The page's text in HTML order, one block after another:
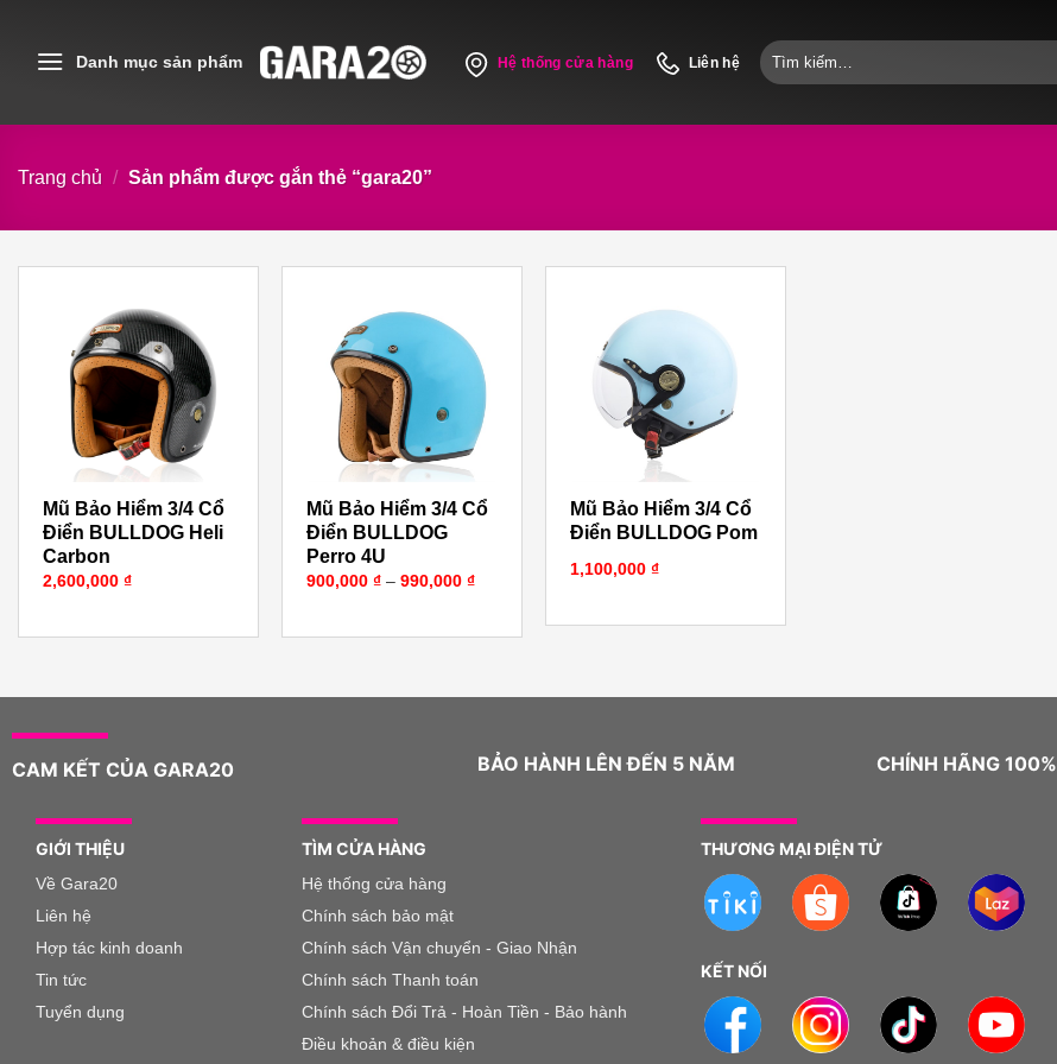
content
Danh mục sản phẩm Hệ thống cửa hàng Liên hệ
Tìm
kiếm:
Trang chủ / Sản phẩm được gắn thẻ “gara20”
Mũ Bảo Hiểm 3/4 Cổ
Điển BULLDOG Heli
Carbon
2,600,000 ₫
Mũ Bảo Hiểm 3/4 Cổ
Điển BULLDOG
Perro 4U
900,000₫ – 990,000₫Khoảng
900,000 ₫
Mũ Bảo Hiểm 3/4 Cổ
Điển BULLDOG Pom
1,100,000₫
CAM KẾT CỦA GARA20 BẢO HÀNH LÊN ĐẾN 5 NĂM CHÍNH HÃNG 100%
GIỚI THIỆU
Về Gara20
Liên hệ
Hợp tác kinh doanh
Tin tức
Tuyển dụng
TÌM CỬA HÀNG
Hệ thống cửa hàng
Chính sách bảo mật
Chính sách Vận chuyển - Giao Nhận
Chính sách Thanh toán
Chính sách Đổi Trả - Hoàn Tiền - Bảo hành
Điều khoản & điều kiện
THƯƠNG MẠI ĐIỆN TỬ
KẾT NỐI